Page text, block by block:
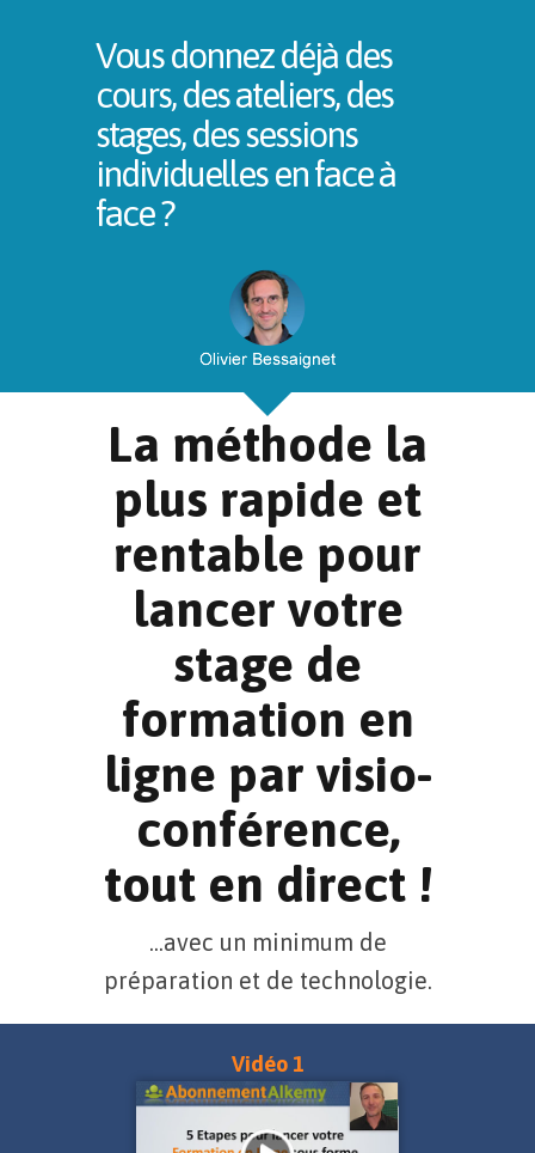
Vous donnez déjà des
cours, des ateliers, des
stages, des sessions
individuelles en face à
face ?
La méthode la
plus rapide et
rentable pour
lancer votre
stage de
formation en
ligne par visio-
conférence,
tout en direct !
...avec un minimum de
préparation et de technologie.
Vidéo 1